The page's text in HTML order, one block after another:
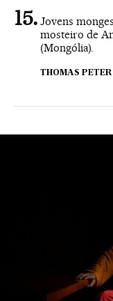
Jovens
mosteiro de
(Mongólia).
THOMAS PETER